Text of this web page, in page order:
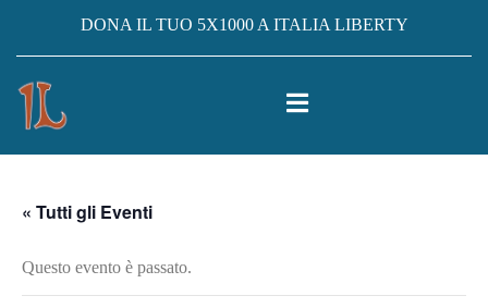
DONA IL TUO 5X1000 A ITALIA LIBERTY
« Tutti gli Eventi
Questo evento è passato.